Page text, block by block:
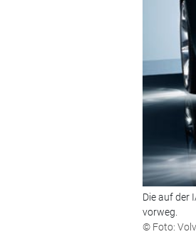
Die auf der
vorweg.
© Foto: